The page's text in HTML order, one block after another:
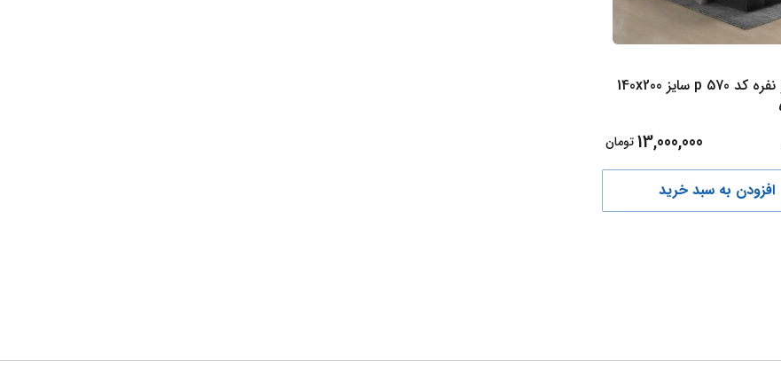
تخت خواب دو نفره کد p 570 سایز 140x200
13,000,000تومان
افزودن به سبد خرید